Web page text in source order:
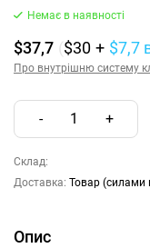
Немає в наявності
$37,7 ($30 + $7,7
Про внутрішню систему
- 1 +
Склад:
Доставка: Товар (силами
Опис